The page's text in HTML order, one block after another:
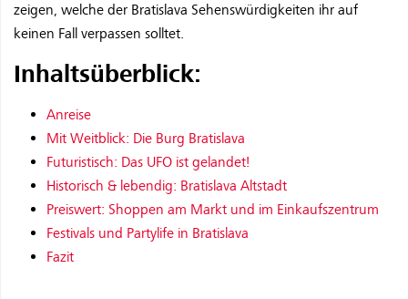
zeigen, welche der Bratislava Sehenswürdigkeiten ihr auf
keinen Fall verpassen solltet.
Inhaltsüberblick:
Anreise
Mit Weitblick: Die Burg Bratislava
Futuristisch: Das UFO ist gelandet!
Historisch & lebendig: Bratislava Altstadt
Preiswert: Shoppen am Markt und im Einkaufszentrum
Festivals und Partylife in Bratislava
Fazit